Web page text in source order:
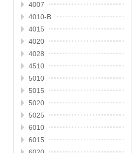
4007
4010-B
4015
4020
4028
4510
5010
5015
5020
5025
6010
6015